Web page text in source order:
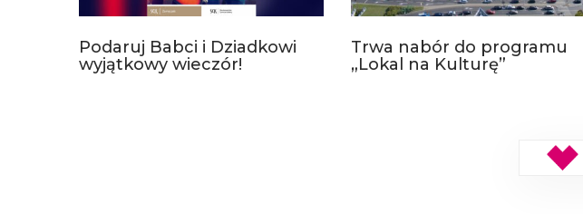
Podaruj Babci i Dziadkowi
wyjątkowy wieczór!
Trwa nabór do programu
„Lokal na Kulturę”